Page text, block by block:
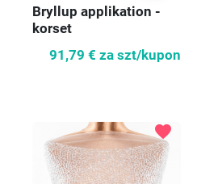
Bryllup applikation -
korset
91,79 € za szt/kupon
favorite